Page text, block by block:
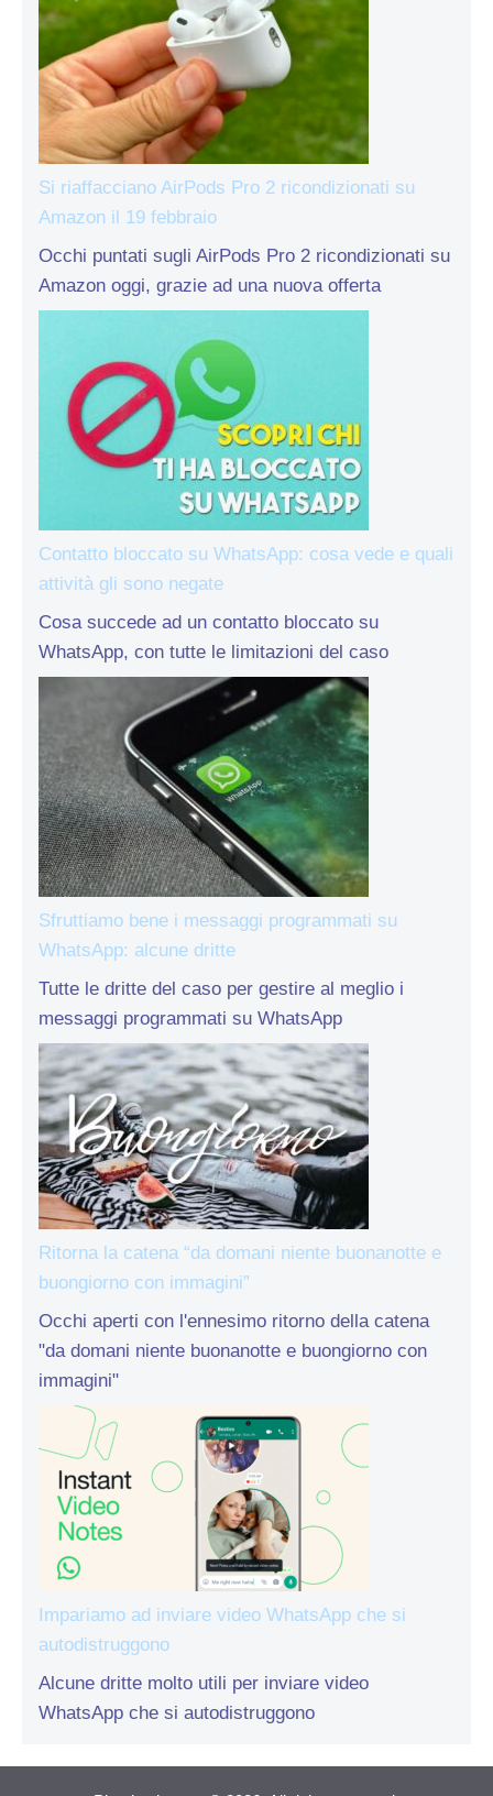
Si riaffacciano AirPods Pro 2 ricondizionati su
Amazon il 19 febbraio
Occhi puntati sugli AirPods Pro 2 ricondizionati su
Amazon oggi, grazie ad una nuova offerta
Contatto bloccato su WhatsApp: cosa vede e quali
attività gli sono negate
Cosa succede ad un contatto bloccato su
WhatsApp, con tutte le limitazioni del caso
Sfruttiamo bene i messaggi programmati su
WhatsApp: alcune dritte
Tutte le dritte del caso per gestire al meglio i
messaggi programmati su WhatsApp
Ritorna la catena “da domani niente buonanotte e
buongiorno con immagini”
Occhi aperti con l'ennesimo ritorno della catena
"da domani niente buonanotte e buongiorno con
immagini"
Impariamo ad inviare video WhatsApp che si
autodistruggono
Alcune dritte molto utili per inviare video
WhatsApp che si autodistruggono